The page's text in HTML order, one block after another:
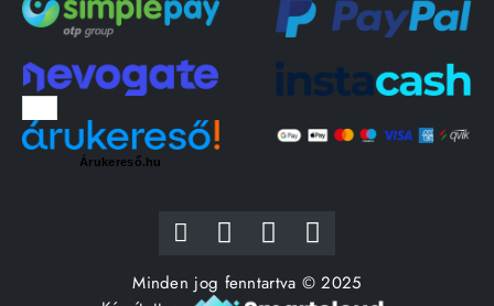
Árukereső.hu
Minden jog fenntartva © 2025